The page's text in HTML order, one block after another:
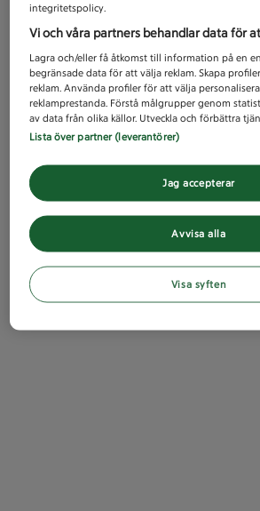
integritetspolicy.
Vi och våra partners behandlar data för
Lagra och/eller få åtkomst till information på en
begränsade data för att välja reklam. Skapa
reklam. Använda profiler för att välja
reklamprestanda. Förstå målgrupper genom
av data från olika källor. Utveckla och förbättra
Lista över partner (leverantörer)
Avvisa alla
Jag accepterar
Visa syften